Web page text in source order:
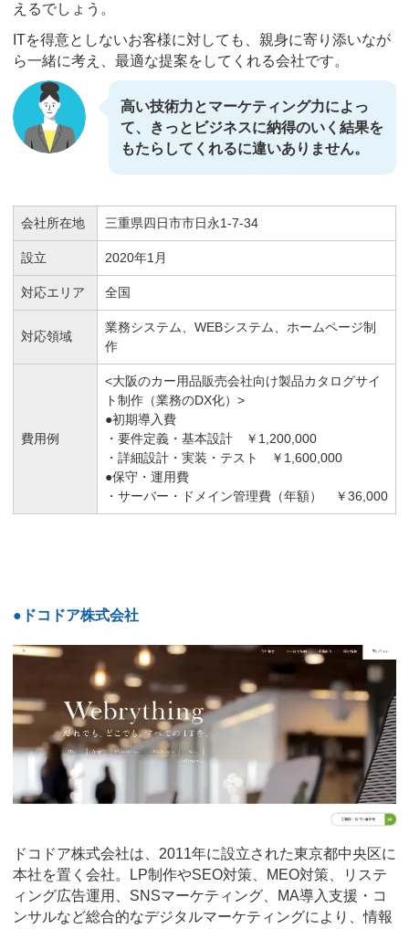
えるでしょう。
ITを得意としないお客様に対しても、親身に寄り添いなが
ら一緒に考え、最適な提案をしてくれる会社です。
高い技術力とマーケティング力によっ
て、きっとビジネスに納得のいく結果を
もたらしてくれるに違いありません。
会社所在地 三重県四日市市日永1-7-34
設立 2020年1月
対応エリア 全国
対応領域
業務システム、WEBシステム、ホームページ制
作
費用例
<大阪のカー用品販売会社向け製品カタログサイ
ト制作（業務のDX化）>
●初期導入費
・要件定義・基本設計 ￥1,200,000
・詳細設計・実装・テスト ￥1,600,000
●保守・運用費
・サーバー・ドメイン管理費（年額） ￥36,000
●ドコドア株式会社
ドコドア株式会社は、2011年に設立された東京都中央区に
本社を置く会社。LP制作やSEO対策、MEO対策、リステ
ィング広告運用、SNSマーケティング、MA導入支援・コ
ンサルなど総合的なデジタルマーケティングにより、情報